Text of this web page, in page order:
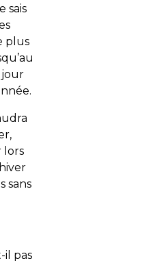
sais
plus
jour
lors
sans
il pas